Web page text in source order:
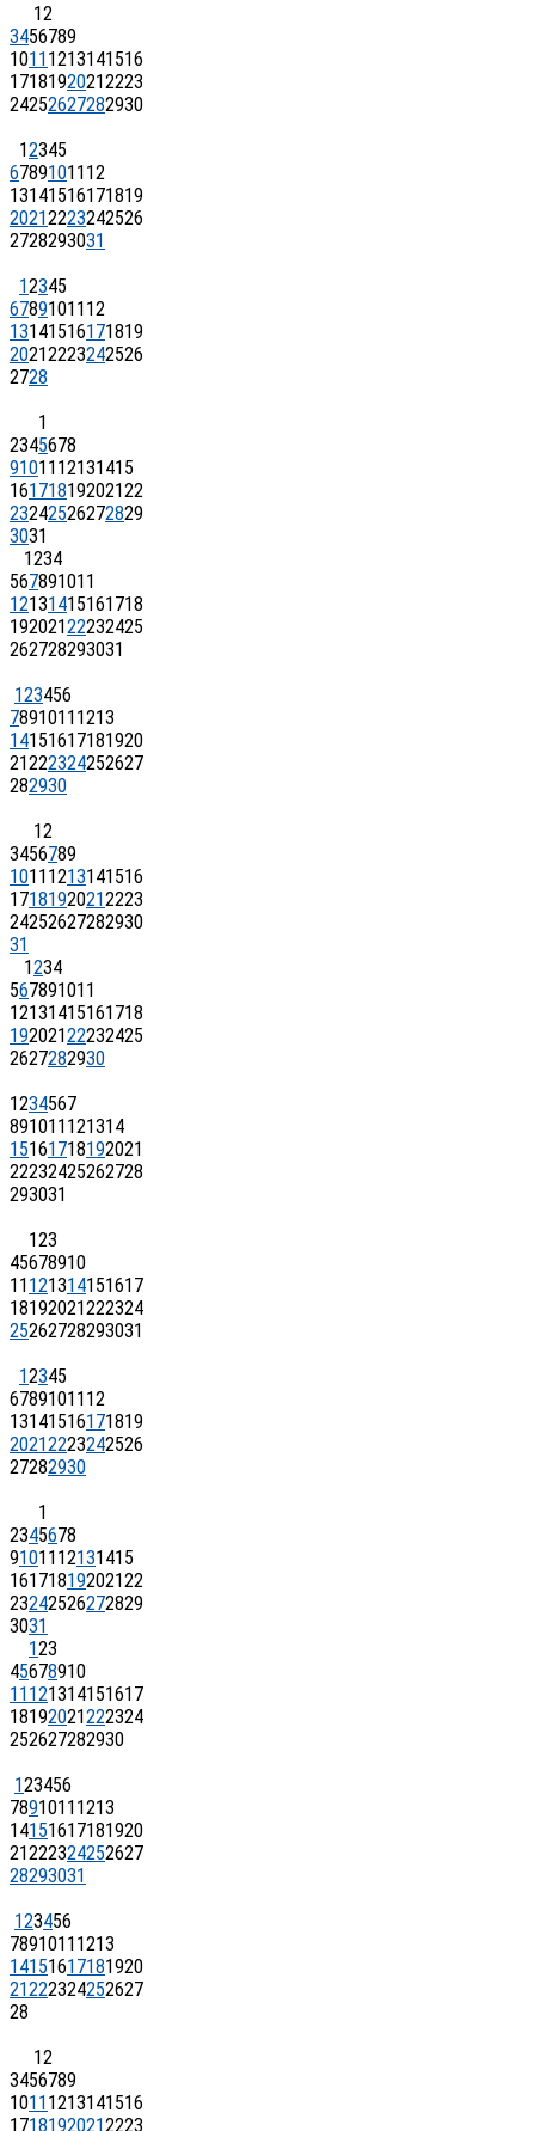
12
3456789
10111213141516
17181920212223
24252627282930
12345
6789101112
13141516171819
20212223242526
2728293031
12345
6789101112
13141516171819
20212223242526
2728
1
2345678
9101112131415
16171819202122
23242526272829
3031
1234
567891011
12131415161718
19202122232425
262728293031
123456
78910111213
14151617181920
21222324252627
282930
12
3456789
10111213141516
17181920212223
24252627282930
31
1234
567891011
12131415161718
19202122232425
2627282930
1234567
891011121314
15161718192021
22232425262728
293031
123
45678910
11121314151617
18192021222324
25262728293031
12345
6789101112
13141516171819
20212223242526
27282930
1
2345678
9101112131415
16171819202122
23242526272829
3031
123
45678910
11121314151617
18192021222324
252627282930
123456
78910111213
14151617181920
21222324252627
28293031
123456
78910111213
14151617181920
21222324252627
28
12
3456789
10111213141516
17181920212223